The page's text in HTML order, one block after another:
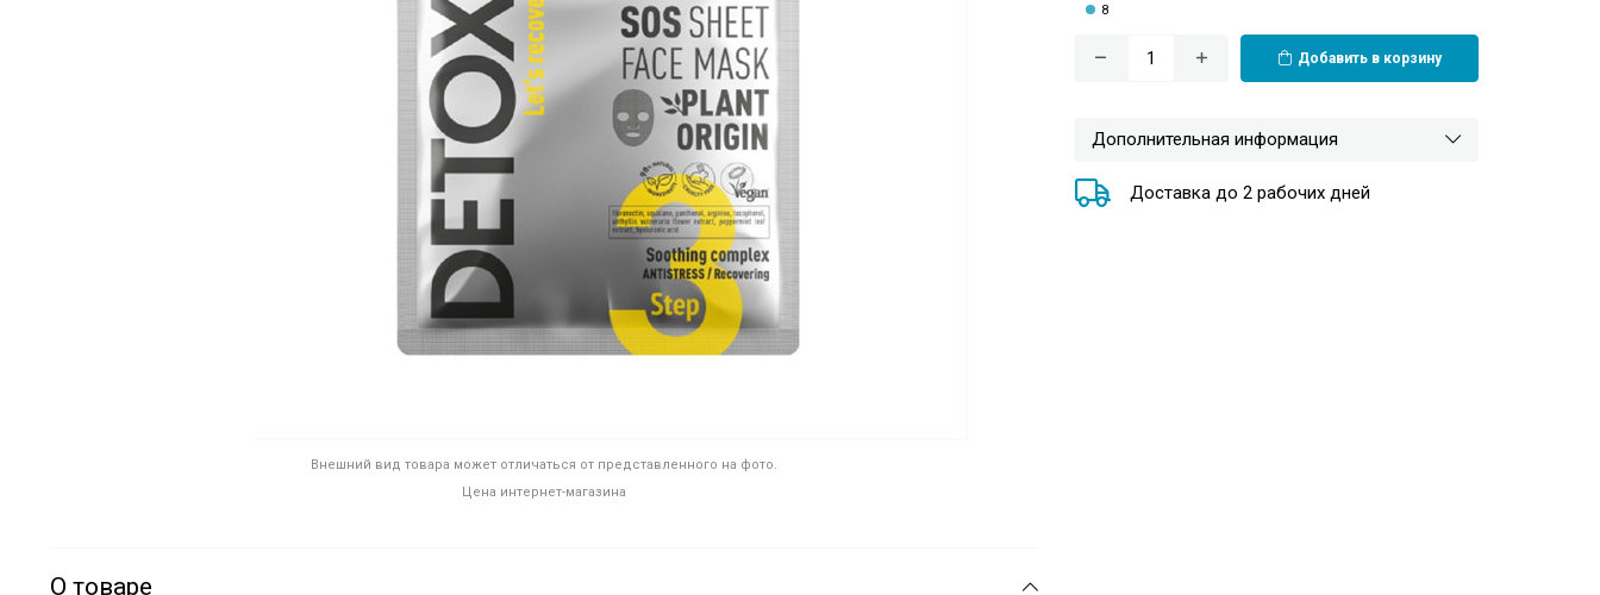
Внешний вид товара может отличаться от представленного на фото.
Цена интернет-магазина
О товаре
8
Добавить в корзину
Дополнительная информация
Доставка до 2 рабочих дней